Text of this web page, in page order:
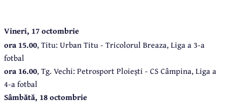
Vineri, 17 octombrie
ora 15.00, Titu: Urban Titu - Tricolorul Breaza, Liga a 3-a
fotbal
ora 16.00, Tg. Vechi: Petrosport Ploiești - CS Câmpina, Liga a
4-a fotbal
Sâmbătă, 18 octombrie